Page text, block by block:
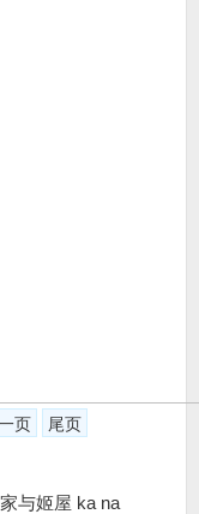
页 尾页
与姬屋 ka na